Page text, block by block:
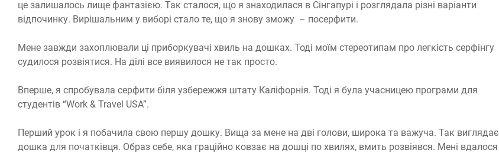
це залишалось лище фантазією. Так сталося, що я знаходилася в Сінгапурі і розглядала різні варіанти
відпочинку. Вирішальним у виборі стало те, що я знову зможу – посерфити.
Мене завжди захоплювали ці приборкувачі хвиль на дошках. Тоді моїм стереотипам про легкість серфінгу
судилося розвіятися. На ділі все виявилося не так просто.
Вперше, я спробувала серфити біля узбережжя штату Каліфорнія. Тоді я була учасницею програми для
студентів “Work & Travel USA”.
Перший урок і я побачила свою першу дошку. Вища за мене на дві голови, широка та важуча. Так виглядає
дошка для початківця. Образ себе, яка граційно ковзає на дошці по хвилях, вмить розвіявся. Мені вдалося